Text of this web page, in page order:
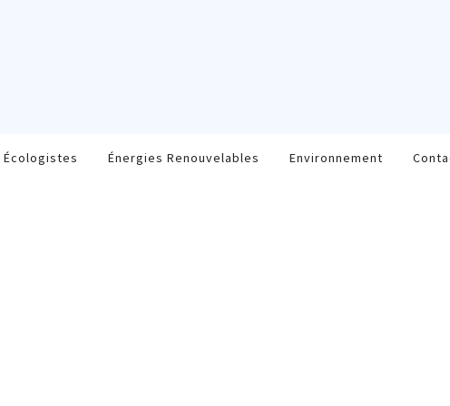
Écologistes Énergies Renouvelables Environnement